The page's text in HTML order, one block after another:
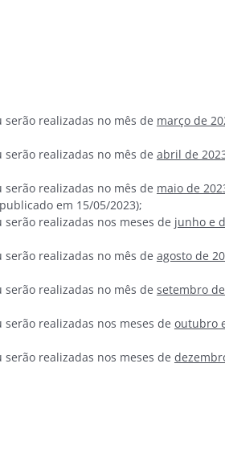
realizadas no mês de março de
realizadas no mês de abril de
realizadas no mês de maio de
em 15/05/2023);
realizadas nos meses de junho e
realizadas no mês de agosto de
realizadas no mês de setembro
realizadas nos meses de outubro
realizadas nos meses de